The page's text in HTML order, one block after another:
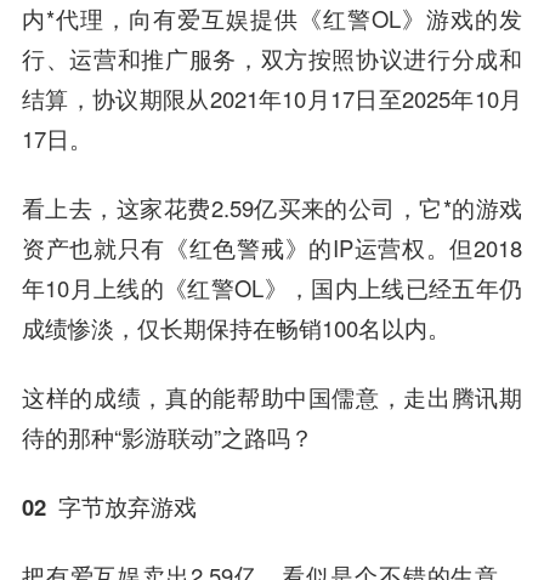
内*代理，向有爱互娱提供《红警OL》游戏的发
行、运营和推广服务，双方按照协议进行分成和
结算，协议期限从2021年10月17日至2025年10月
17日。
看上去，这家花费2.59亿买来的公司，它*的游戏
资产也就只有《红色警戒》的IP运营权。但2018
年10月上线的《红警OL》，国内上线已经五年仍
成绩惨淡，仅长期保持在畅销100名以内。
这样的成绩，真的能帮助中国儒意，走出腾讯期
待的那种“影游联动”之路吗？
02 字节放弃游戏